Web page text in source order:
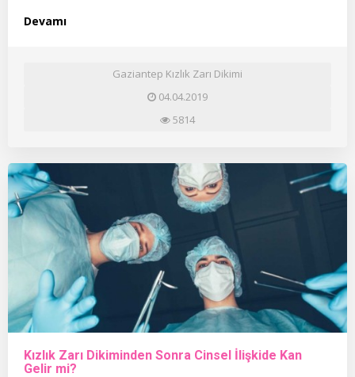
Devamı
Gaziantep Kızlık Zarı Dikimi
04.04.2019
5814
Kızlık Zarı Dikiminden Sonra Cinsel İlişkide Kan
Gelir mi?